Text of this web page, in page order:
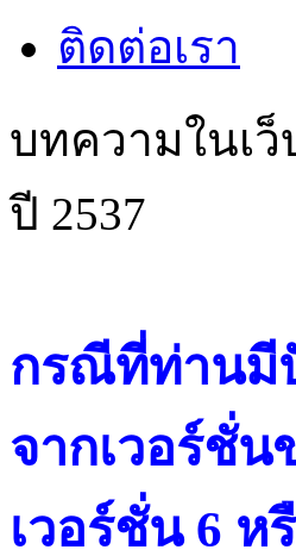
ติดต่อเรา
บทความในเ
ปี 2537
กรณีที่ท่านมี
จากเวอร์ชั่น
เวอร์ชั่น 6 ห